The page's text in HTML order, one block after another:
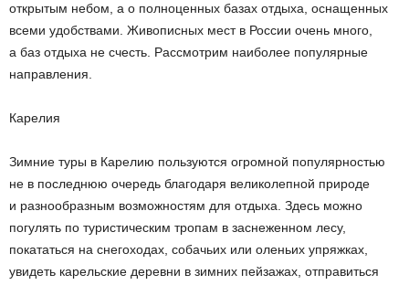
открытым небом, а о полноценных базах отдыха, оснащенных
всеми удобствами. Живописных мест в России очень много,
а баз отдыха не счесть. Рассмотрим наиболее популярные
направления.
Карелия
Зимние туры в Карелию пользуются огромной популярностью
не в последнюю очередь благодаря великолепной природе
и разнообразным возможностям для отдыха. Здесь можно
погулять по туристическим тропам в заснеженном лесу,
покататься на снегоходах, собачьих или оленьих упряжках,
увидеть карельские деревни в зимних пейзажах, отправиться